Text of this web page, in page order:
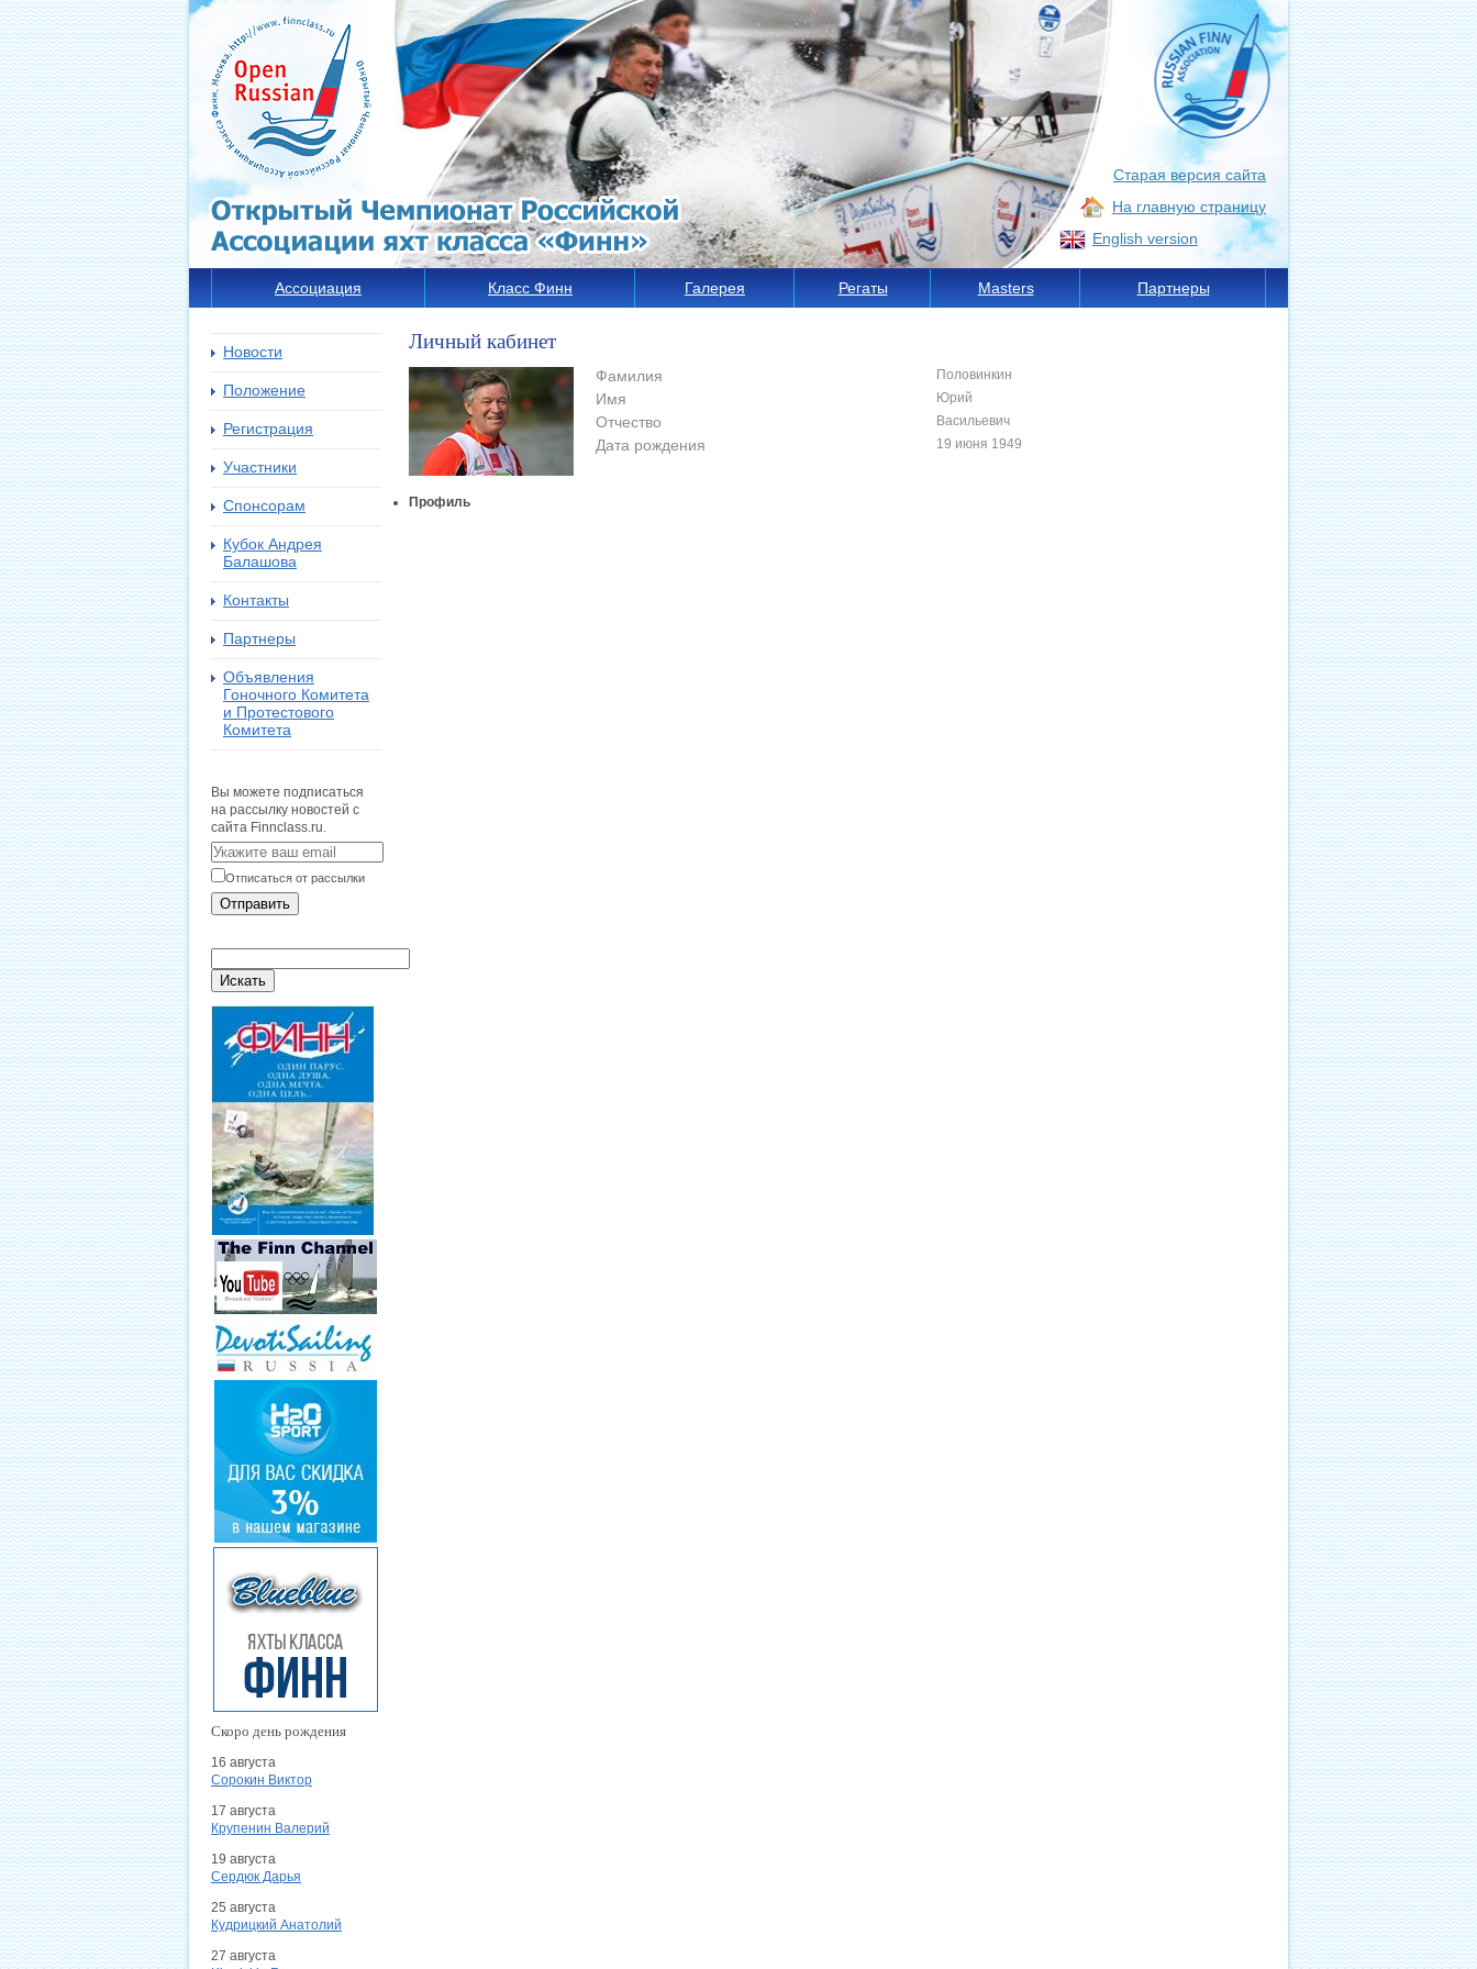
Старая версия сайта
На главную страницу
English version
Ассоциация Класс Финн Галерея Регаты Masters Партнеры
Личный кабинет
Профиль
Фамилия Половинкин
Имя Юрий
Отчество Васильевич
Дата рождения 19 июня 1949
Новости
Положение
Регистрация
Участники
Спонсорам
Кубок Андрея
Балашова
Контакты
Партнеры
Объявления
Гоночного Комитета
и Протестового
Комитета
Вы можете подписаться
на рассылку новостей с
сайта Finnclass.ru.
Отписаться от рассылки
Отправить
Искать
Скоро день рождения
16 августа
Сорокин Виктор
17 августа
Крупенин Валерий
19 августа
Сердюк Дарья
25 августа
Кудрицкий Анатолий
27 августа